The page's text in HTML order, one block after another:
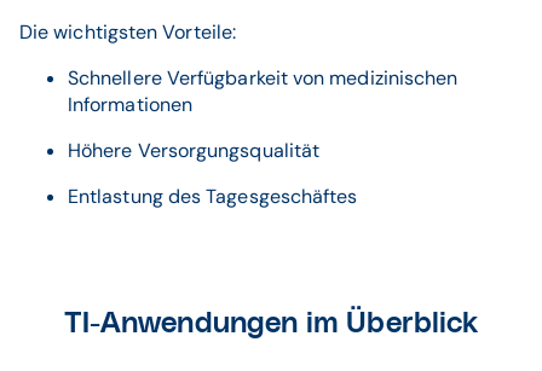
Die wichtigsten Vorteile:
Schnellere Verfügbarkeit von medizinischen
Informationen
Höhere Versorgungsqualität
Entlastung des Tagesgeschäftes
TI-Anwendungen im Überblick